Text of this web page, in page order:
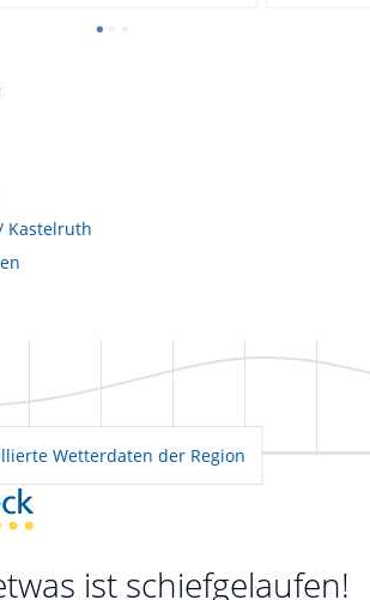
Kastelruth
Wetterdaten der Region
ist schiefgelaufen!